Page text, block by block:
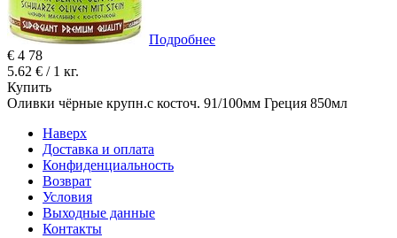
Подробнее
€ 4 78
5.62 € / 1 кг.
Купить
Оливки чёрные крупн.с косточ. 91/100мм Греция 850мл
Наверх
Доставка и оплата
Конфиденциальность
Возврат
Условия
Выходные данные
Контакты